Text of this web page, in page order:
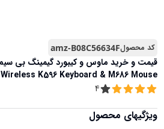
کد محصولamz-B08C56634F
قیمت و خرید
Wireless K596 Keyboard & M686 Mouse
4
ویژگیهای محصول